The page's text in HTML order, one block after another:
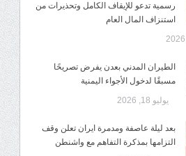
رسمية تدعو للإيقاف الكامل وتحذيرات من
استنزاف المال العام
الطيران المدني بعدن يفرض تصريحًا
مسبقًا لدخول الأجواء اليمنية
يوليو 18, 2026
بعد ليلة عاصفة ومدمرة ايران تعلن وقف
التزامها بمذكرة التفاهم مع واشنطن